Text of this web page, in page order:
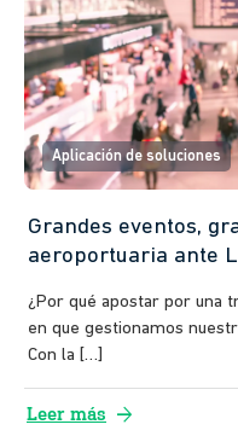
Aplicación de soluciones
Grandes eventos,
aeroportuaria ante
¿Por qué apostar por una
en que gestionamos
Con la […]
Leer más arrow_forward